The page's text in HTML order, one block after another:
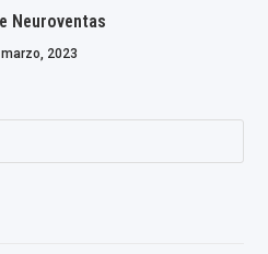
Neuroventas
2023